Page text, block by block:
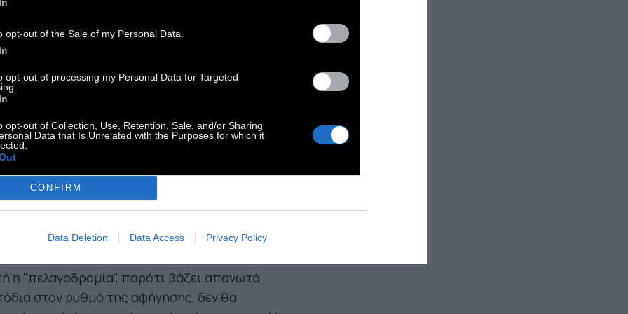
opt-out of the Sale of my Personal Data.
opt-out of processing my Personal Data for Targeted
opt-out of Collection, Use, Retention, Sale, and/or Sharing
Data that Is Unrelated with the Purposes for which it
CONFIRM
Data Deletion Data Access Privacy Policy
εποχής, «Ο Μυστικός
είναι κάτι πολύ περισσότερο από ένα
θρίλερ. Μέσα σε 161' διάρκειας, περιλαμβάνει
πλήθος από παράλληλες πλοκές, με σινεφίλ και
προσωπικές (σε ό,τι αφορά προηγούμενες
του σκηνοθέτη), ή γενικές αναφορές, που
δεν είναι γνωστές στους εκτός
πόδι που σκορπάει τον τρόμο.
η "πελαγοδρομία", παρότι βάζει απανωτά
στον ρυθμό της αφήγησης, δεν θα